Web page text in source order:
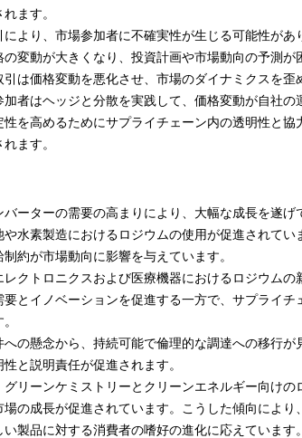
ます。
より、市場参加者に不確実性が生じる可能性が
変動が大きくなり、投資計画や市場動向の予測が
は価格変動を悪化させ、市場のダイナミクスを歪
者はヘッジと分散を実践して、価格変動が自社の
を高めるためにサプライチェーン内の透明性と
ます。
ーターの需要の高まりにより、大幅な成長を遂
水素製造におけるロジウムの使用が促進されて
約が市場動向に影響を与えています。
クトロニクスおよび医療機器におけるロジウムの
とイノベーションを促進する一方で、サプライチ
の懸念から、持続可能で倫理的な調達への移行が
と説明責任が促進されます。
リーンケミストリーとクリーンエネルギー向けの
の成長が促進されています。こうした傾向により
製品に対する消費者の嗜好の進化に応えています。